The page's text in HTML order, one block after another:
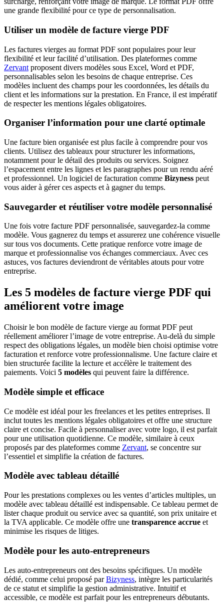
une grande flexibilité pour ce type de personnalisation.
Utiliser un modèle de facture vierge PDF
Les factures vierges au format PDF sont populaires pour leur
flexibilité et leur facilité d’utilisation. Des plateformes comme
Zervant proposent divers modèles sous Excel, Word et PDF,
personnalisables selon les besoins de chaque entreprise. Ces
modèles incluent des champs pour les coordonnées, les détails du
client et les informations sur la prestation. En France, il est impératif
de respecter les mentions légales obligatoires.
Organiser l’information pour une clarté optimale
Une facture bien organisée est plus facile à comprendre pour vos
clients. Utilisez des tableaux pour structurer les informations,
notamment pour le détail des produits ou services. Soignez
l’espacement entre les lignes et les paragraphes pour un rendu aéré
et professionnel. Un logiciel de facturation comme Bizyness peut
vous aider à gérer ces aspects et à gagner du temps.
Sauvegarder et réutiliser votre modèle personnalisé
Une fois votre facture PDF personnalisée, sauvegardez-la comme
modèle. Vous gagnerez du temps et assurerez une cohérence visuelle
sur tous vos documents. Cette pratique renforce votre image de
marque et professionnalise vos échanges commerciaux. Avec ces
astuces, vos factures deviendront de véritables atouts pour votre
entreprise.
Les 5 modèles de facture vierge PDF qui
améliorent votre image
Choisir le bon modèle de facture vierge au format PDF peut
réellement améliorer l’image de votre entreprise. Au-delà du simple
respect des obligations légales, un modèle bien choisi optimise votre
facturation et renforce votre professionnalisme. Une facture claire et
bien structurée facilite la lecture et accélère le traitement des
paiements. Voici 5 modèles qui peuvent faire la différence.
Modèle simple et efficace
Ce modèle est idéal pour les freelances et les petites entreprises. Il
inclut toutes les mentions légales obligatoires et offre une structure
claire et concise. Facile à personnaliser avec votre logo, il est parfait
pour une utilisation quotidienne. Ce modèle, similaire à ceux
proposés par des plateformes comme Zervant, se concentre sur
l’essentiel et simplifie la création de factures.
Modèle avec tableau détaillé
Pour les prestations complexes ou les ventes d’articles multiples, un
modèle avec tableau détaillé est indispensable. Ce tableau permet de
lister chaque produit ou service avec sa quantité, son prix unitaire et
la TVA applicable. Ce modèle offre une transparence accrue et
minimise les risques de litiges.
Modèle pour les auto-entrepreneurs
Les auto-entrepreneurs ont des besoins spécifiques. Un modèle
dédié, comme celui proposé parBizyness, intègre les particularités
de ce statut et simplifie la gestion administrative. Intuitif et
accessible, ce modèle est parfait pour les entrepreneurs débutants.